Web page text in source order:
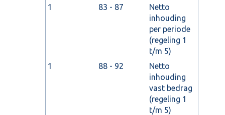
1
83 - 87
Netto
inhouding
per periode
(regeling 1
t/m 5)
1
88 - 92
Netto
inhouding
vast bedrag
(regeling 1
t/m 5)